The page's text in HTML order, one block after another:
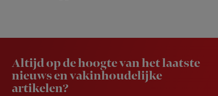
Altijd op de hoogte van het laatste
nieuws en vakinhoudelijke
artikelen?